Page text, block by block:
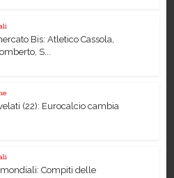
Bis: Atletico Cassola,
S...
(22): Eurocalcio cambia
Compiti delle